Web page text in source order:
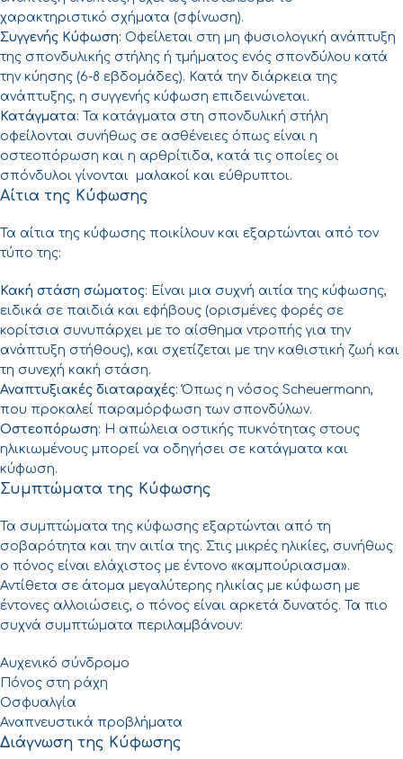
χαρακτηριστικό σχήματα (σφίνωση).
Συγγενής Κύφωση: Οφείλεται στη μη φυσιολογική ανάπτυξη
της σπονδυλικής στήλης ή τμήματος ενός σπονδύλου κατά
την κύησης (6-8 εβδομάδες). Κατά την διάρκεια της
ανάπτυξης, η συγγενής κύφωση επιδεινώνεται.
Κατάγματα: Τα κατάγματα στη σπονδυλική στήλη
οφείλονται συνήθως σε ασθένειες όπως είναι η
οστεοπόρωση και η αρθρίτιδα, κατά τις οποίες οι
σπόνδυλοι γίνονται μαλακοί και εύθρυπτοι.
Αίτια της Κύφωσης
Τα αίτια της κύφωσης ποικίλουν και εξαρτώνται από τον
τύπο της:
Κακή στάση σώματος: Είναι μια συχνή αιτία της κύφωσης,
ειδικά σε παιδιά και εφήβους (ορισμένες φορές σε
κορίτσια συνυπάρχει με το αίσθημα ντροπής για την
ανάπτυξη στήθους), και σχετίζεται με την καθιστική ζωή και
τη συνεχή κακή στάση.
Αναπτυξιακές διαταραχές: Όπως η νόσος Scheuermann,
που προκαλεί παραμόρφωση των σπονδύλων.
Οστεοπόρωση: Η απώλεια οστικής πυκνότητας στους
ηλικιωμένους μπορεί να οδηγήσει σε κατάγματα και
κύφωση.
Συμπτώματα της Κύφωσης
Τα συμπτώματα της κύφωσης εξαρτώνται από τη
σοβαρότητα και την αιτία της. Στις μικρές ηλικίες, συνήθως
ο πόνος είναι ελάχιστος με έντονο «καμπούριασμα».
Αντίθετα σε άτομα μεγαλύτερης ηλικίας με κύφωση με
έντονες αλλοιώσεις, ο πόνος είναι αρκετά δυνατός. Τα πιο
συχνά συμπτώματα περιλαμβάνουν:
Αυχενικό σύνδρομο
Πόνος στη ράχη
Οσφυαλγία
Αναπνευστικά προβλήματα
Διάγνωση της Κύφωσης